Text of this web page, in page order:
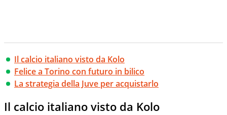
Il calcio italiano visto da Kolo
Felice a Torino con futuro in bilico
La strategia della Juve per acquistarlo
Il calcio italiano visto da Kolo